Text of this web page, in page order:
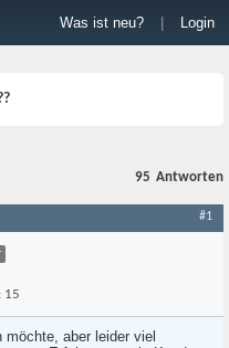
Was ist neu? Login
95 Antworten
#1
15
aber leider viel